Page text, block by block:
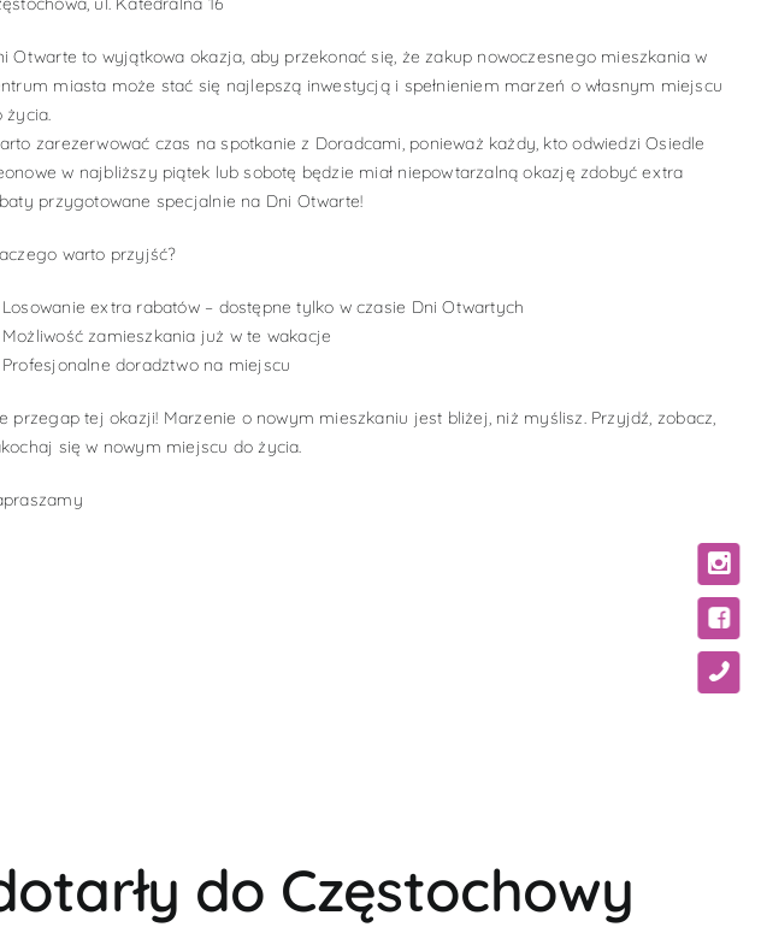
Otwarte to wyjątkowa okazja, aby przekonać się, że zakup nowoczesnego mieszkania w
miasta może stać się najlepszą inwestycją i spełnieniem marzeń o własnym miejscu
życia.
zarezerwować czas na spotkanie z Doradcami, ponieważ każdy, kto odwiedzi Osiedle
w najbliższy piątek lub sobotę będzie miał niepowtarzalną okazję zdobyć extra
przygotowane specjalnie na Dni Otwarte!
warto przyjść?
Losowanie extra rabatów – dostępne tylko w czasie Dni Otwartych
Możliwość zamieszkania już w te wakacje
Profesjonalne doradztwo na miejscu
przegap tej okazji! Marzenie o nowym mieszkaniu jest bliżej, niż myślisz. Przyjdź, zobacz,
się w nowym miejscu do życia.
do Częstochowy